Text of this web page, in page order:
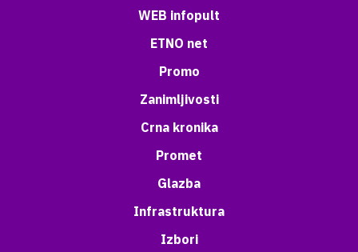
WEB infopult
ETNO net
Promo
Zanimljivosti
Crna kronika
Promet
Glazba
Infrastruktura
Izbori